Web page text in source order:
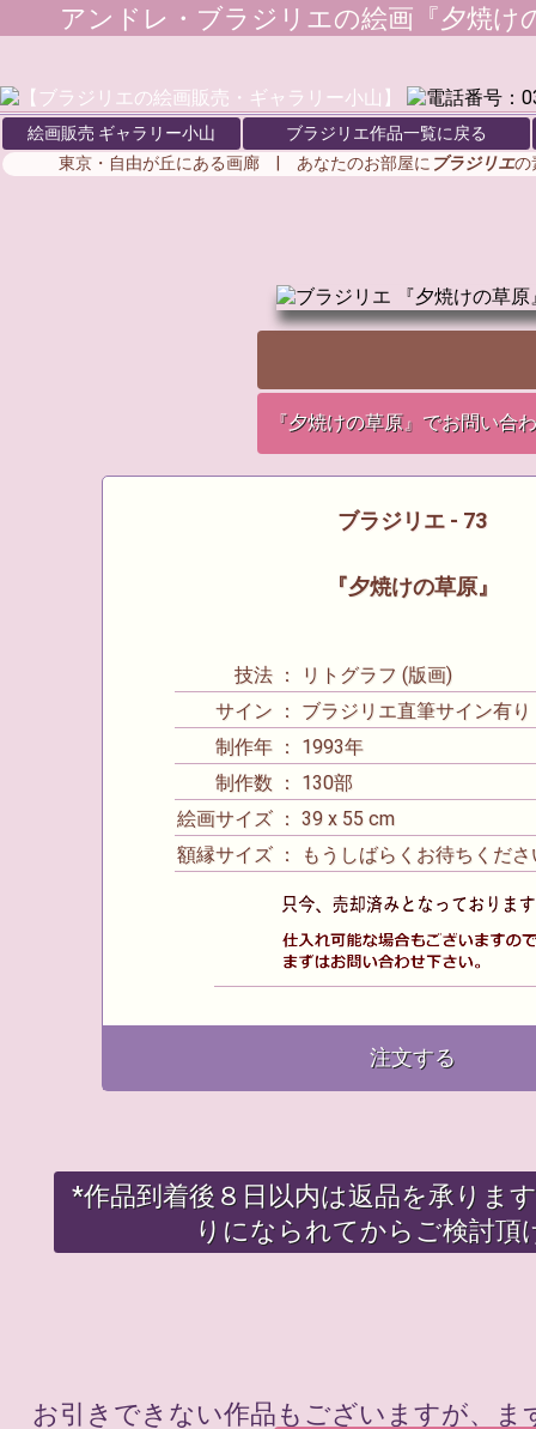
アンドレ・ブラジリエの絵画『夕焼け
絵画販売 ギャラリー小山
ブラジリエ作品一覧に戻る
東京・自由が丘にある画廊 | あなたのお部屋に ブラジリエの
『夕焼けの草原』でお問い合
ブラジリエ - 73
『夕焼けの草原』
技法 ： リトグラフ (版画)
サイン ： ブラジリエ直筆サイン有り
制作年 ： 1993年
制作数 ： 130部
絵画サイズ ： 39 x 55 cm
額縁サイズ ： もうしばらくお待ちくだ
注文する
*作品到着後８日以内は返品を承りま
りになられてからご検討頂
お引きできない作品もございますが、